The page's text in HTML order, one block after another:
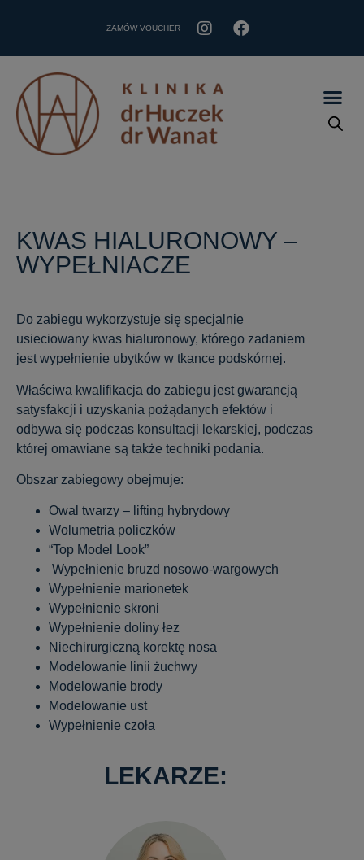
ZAMÓW VOUCHER
KWAS HIALURONOWY –
WYPEŁNIACZE
Do zabiegu wykorzystuje się specjalnie
usieciowany kwas hialuronowy, którego zadaniem
jest wypełnienie ubytków w tkance podskórnej.
Właściwa kwalifikacja do zabiegu jest gwarancją
satysfakcji i uzyskania pożądanych efektów i
odbywa się podczas konsultacji lekarskiej, podczas
której omawiane są także techniki podania.
Obszar zabiegowy obejmuje:
Owal twarzy – lifting hybrydowy
Wolumetria policzków
“Top Model Look”
Wypełnienie bruzd nosowo-wargowych
Wypełnienie marionetek
Wypełnienie skroni
Wypełnienie doliny łez
Niechirurgiczną korektę nosa
Modelowanie linii żuchwy
Modelowanie brody
Modelowanie ust
Wypełnienie czoła
LEKARZE: